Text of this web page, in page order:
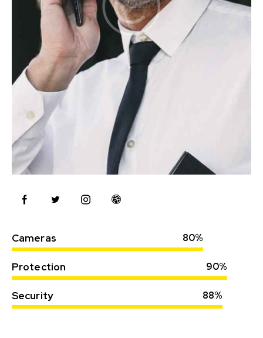
Cameras 80%
Protection 90%
Security 88%